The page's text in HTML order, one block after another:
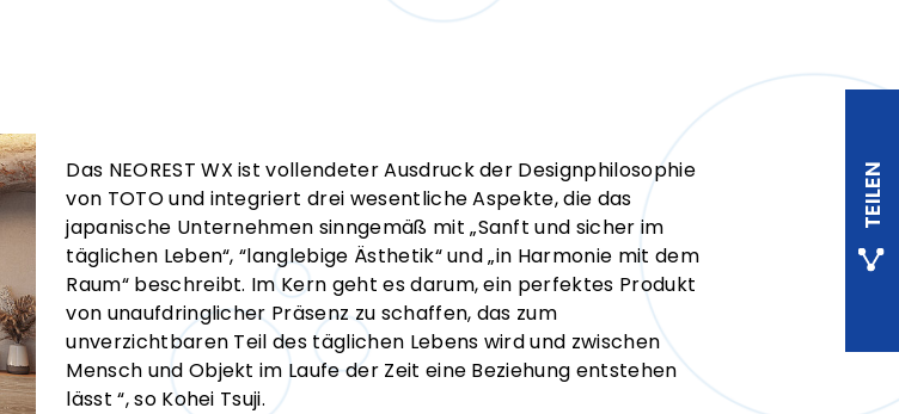
Das NEOREST WX ist vollendeter Ausdruck der Designphilosophie
von TOTO und integriert drei wesentliche Aspekte, die das
japanische Unternehmen sinngemäß mit „Sanft und sicher im
täglichen Leben“, “langlebige Ästhetik“ und „in Harmonie mit dem
Raum“ beschreibt. Im Kern geht es darum, ein perfektes Produkt
von unaufdringlicher Präsenz zu schaffen, das zum
unverzichtbaren Teil des täglichen Lebens wird und zwischen
Mensch und Objekt im Laufe der Zeit eine Beziehung entstehen
lässt “, so Kohei Tsuji.
TEILEN